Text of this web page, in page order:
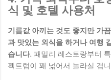
식 및 호텔 사용처
기름값 아끼는 것도 좋지만 가
과 맛있는 외식을 하거나 여행
습니다. 패밀리 레스토랑부터
펙트럼이 꽤 넓어서 놀라실 겁